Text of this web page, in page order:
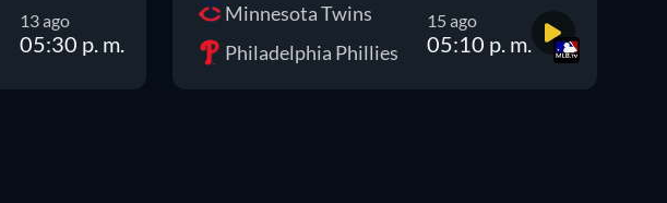
13 ago
05:30 p. m.
Minnesota Twins
Philadelphia Phillies
15 ago
05:10 p. m.